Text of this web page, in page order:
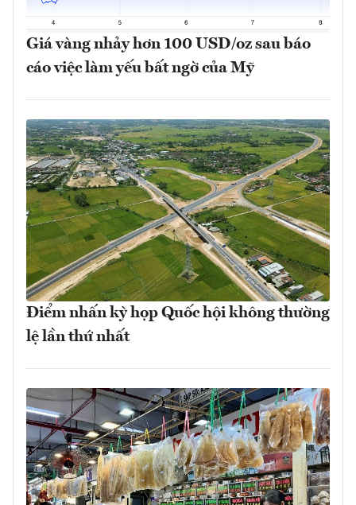
Giá vàng nhảy hơn 100 USD/oz sau báo
cáo việc làm yếu bất ngờ của Mỹ
Điểm nhấn kỳ họp Quốc hội không thường
lệ lần thứ nhất